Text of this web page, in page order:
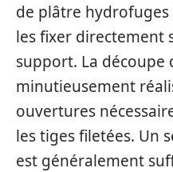
de plâtre hydrofuges
les fixer directement
support. La découpe
minutieusement
ouvertures
les tiges filetées. Un
est généralement